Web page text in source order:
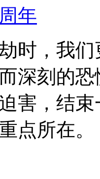
年
时，我
深刻的
害，结
点所在。